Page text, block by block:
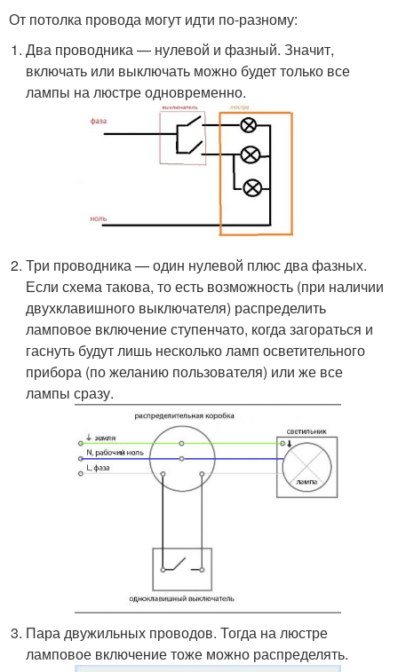
От потолка провода могут идти по-разному:
Два проводника — нулевой и фазный. Значит,
включать или выключать можно будет только все
лампы на люстре одновременно.
Три проводника — один нулевой плюс два фазных.
Если схема такова, то есть возможность (при наличии
двухклавишного выключателя) распределить
ламповое включение ступенчато, когда загораться и
гаснуть будут лишь несколько ламп осветительного
прибора (по желанию пользователя) или же все
лампы сразу.
Пара двужильных проводов. Тогда на люстре
ламповое включение тоже можно распределять.